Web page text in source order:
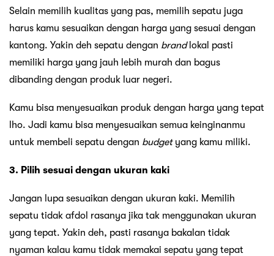
Selain memilih kualitas yang pas, memilih sepatu juga
harus kamu sesuaikan dengan harga yang sesuai dengan
kantong. Yakin deh sepatu dengan brandlokal pasti
memiliki harga yang jauh lebih murah dan bagus
dibanding dengan produk luar negeri.
Kamu bisa menyesuaikan produk dengan harga yang tepat
lho. Jadi kamu bisa menyesuaikan semua keinginanmu
untuk membeli sepatu dengan budgetyang kamu miliki.
3. Pilih sesuai dengan ukuran kaki
Jangan lupa sesuaikan dengan ukuran kaki. Memilih
sepatu tidak afdol rasanya jika tak menggunakan ukuran
yang tepat. Yakin deh, pasti rasanya bakalan tidak
nyaman kalau kamu tidak memakai sepatu yang tepat